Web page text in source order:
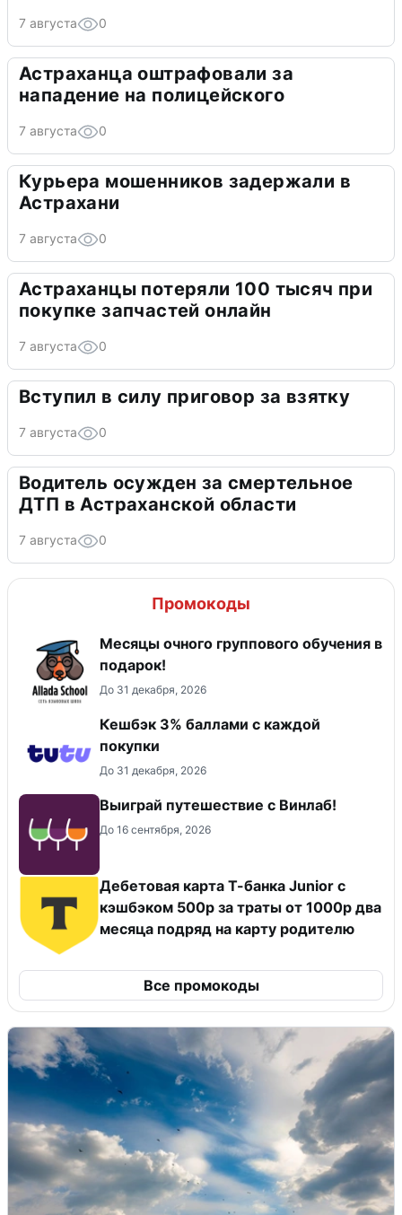
7 августа 0
Астраханца оштрафовали за
нападение на полицейского
7 августа 0
Курьера мошенников задержали в
Астрахани
7 августа 0
Астраханцы потеряли 100 тысяч при
покупке запчастей онлайн
7 августа 0
Вступил в силу приговор за взятку
7 августа 0
Водитель осужден за смертельное
ДТП в Астраханской области
7 августа 0
Промокоды
Месяцы очного группового обучения в
подарок!
До 31 декабря, 2026
Кешбэк 3% баллами с каждой
покупки
До 31 декабря, 2026
Выиграй путешествие с Винлаб!
До 16 сентября, 2026
Дебетовая карта Т-банка Junior с
кэшбэком 500р за траты от 1000р два
месяца подряд на карту родителю
Все промокоды